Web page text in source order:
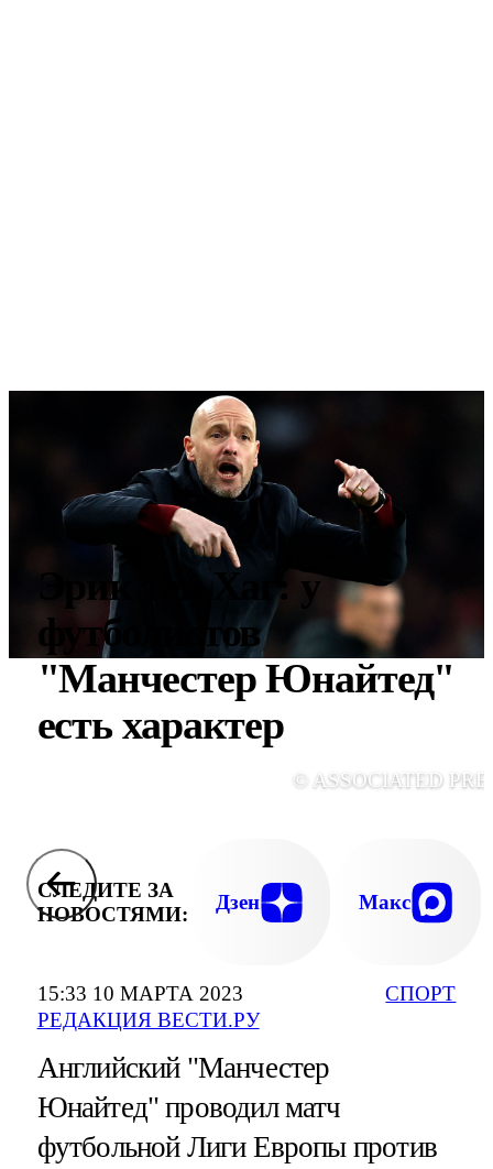
15:33 10 МАРТА 2023
РЕДАКЦИЯ ВЕСТИ.РУ
СПОРТ
Эрик тен Хаг: у
футболистов
"Манчестер Юнайтед"
есть характер
© ASSOCIATED
СЛЕДИТЕ ЗА
НОВОСТЯМИ:
Дзен Макс
Английский "Манчестер
Юнайтед" проводил матч
футбольной Лиги Европы против